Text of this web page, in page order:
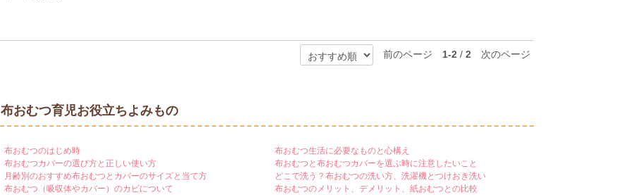
前のページ 1-2/2 次のページ
布おむつ育児お役立ちよみもの
布おむつのはじめ時
布おむつ生活に必要なものと心構え
布おむつカバーの選び方と正しい使い方
布おむつと布おむつカバーを選ぶ時に注意したいこと
月齢別のおすすめ布おむつとカバーのサイズと当て方
どこで洗う？布おむつの洗い方、洗濯機とつけおき洗い
布おむつ（吸収体やカバー）のカビについて
布おむつのメリット、デメリット、紙おむつとの比較